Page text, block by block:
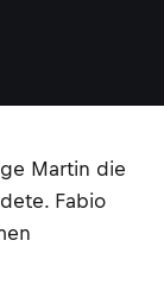
Martin die
Fabio